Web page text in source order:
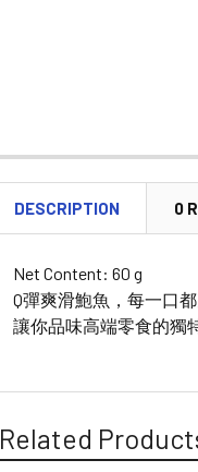
DESCRIPTION 0
Net Content: 60 g
Q彈爽滑鮑魚，每一口
讓你品味高端零食的獨
Related